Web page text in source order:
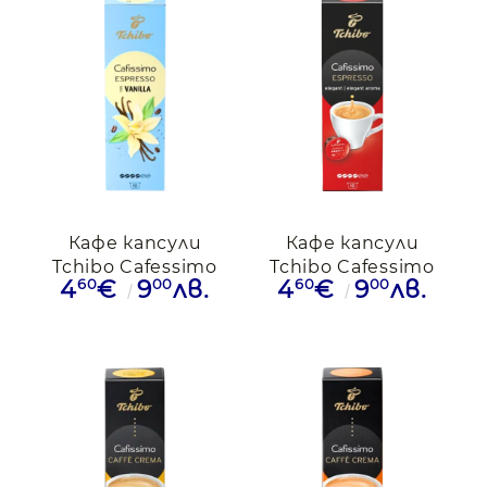
Кафе капсули
Tchibo Cafessimo
Vanilia,10бр.
460€ 900лв.
Кафе капсули
Tchibo Cafessimo
Elegant Aroma, 10
460€ 900лв.